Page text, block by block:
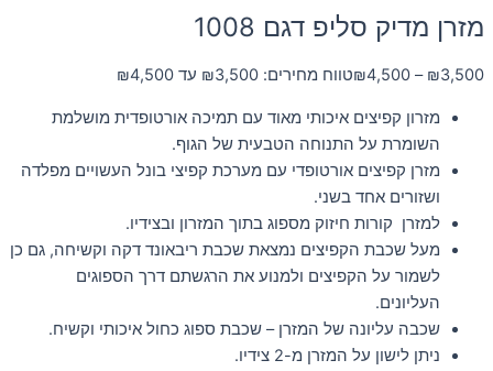
מזרן מדיק סליפ דגם 1008
₪3,500
–
₪4,500 טווח מחירים: ⁦₪3,500⁩ עד ⁦₪4,500⁩
מזרון קפיצים איכותי מאוד עם תמיכה אורטופדית מושלמת
השומרת על התנוחה הטבעית של הגוף.
מזרן קפיצים אורטופדי עם מערכת קפיצי בונל העשויים מפלדה
ושזורים אחד בשני.
למזרן קורות חיזוק מספוג בתוך המזרון ובצידיו.
מעל שכבת הקפיצים נמצאת שכבת ריבאונד דקה וקשיחה, גם כן
לשמור על הקפיצים ולמנוע את הרגשתם דרך הספוגים
העליונים.
שכבה עליונה של המזרן – שכבת ספוג כחול איכותי וקשיח.
ניתן לישון על המזרן מ-2 צידיו.